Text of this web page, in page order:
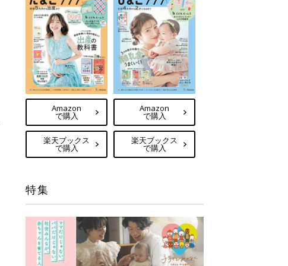
Amazon
で購入
楽天ブックス
で購入
Amazon
で購入
楽天ブックス
で購入
特集